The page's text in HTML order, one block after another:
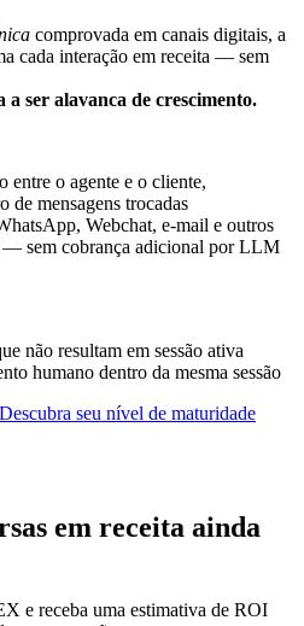
comprovada em canais digitais, a
cada interação em receita — sem
a ser alavanca de crescimento.
entre o agente e o cliente,
de mensagens trocadas
Webchat, e-mail e outros
sem cobrança adicional por LLM
não resultam em sessão ativa
humano dentro da mesma sessão
Descubra seu nível de maturidade
em receita ainda
e receba uma estimativa de ROI